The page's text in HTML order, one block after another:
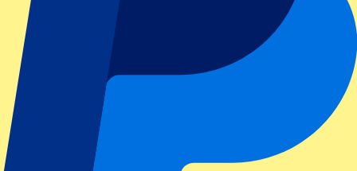
Populaire events
GP Nederland
GP Singapore
Six Nations